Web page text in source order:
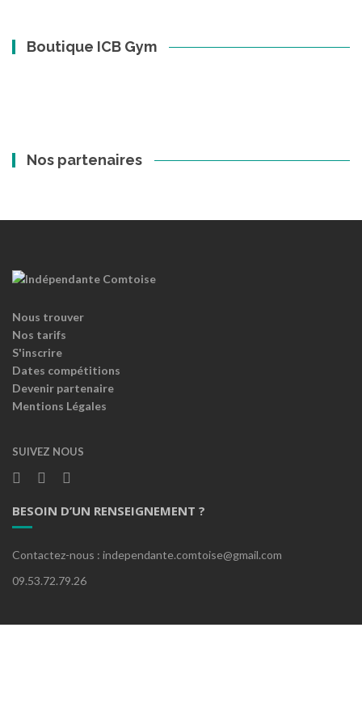
Boutique ICB Gym
Nos partenaires
Nous trouver
Nos tarifs
S'inscrire
Dates compétitions
Devenir partenaire
Mentions Légales
SUIVEZ NOUS
BESOIN D’UN RENSEIGNEMENT ?
Contactez-nous : independante.comtoise@gmail.com
09.53.72.79.26